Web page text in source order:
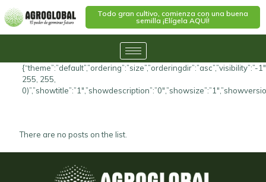
Todo gran cultivo, comienza con una buena
semilla ¡Elígela AQUÍ!
255, 255,
There are no posts on the list.